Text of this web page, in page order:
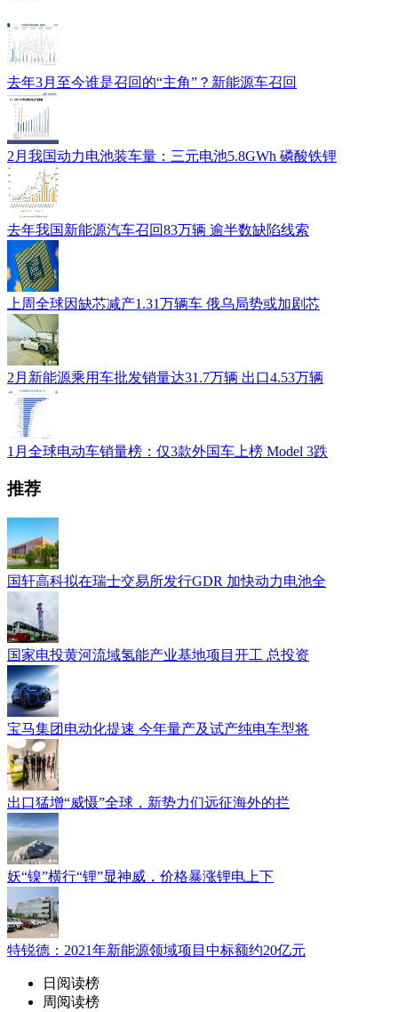
去年3月至今谁是召回的“主角”？新能源车召回
2月我国动力电池装车量：三元电池5.8GWh 磷酸铁锂
去年我国新能源汽车召回83万辆 逾半数缺陷线索
上周全球因缺芯减产1.31万辆车 俄乌局势或加剧芯
2月新能源乘用车批发销量达31.7万辆 出口4.53万辆
1月全球电动车销量榜：仅3款外国车上榜 Model 3跌
推荐
国轩高科拟在瑞士交易所发行GDR 加快动力电池全
国家电投黄河流域氢能产业基地项目开工 总投资
宝马集团电动化提速 今年量产及试产纯电车型将
出口猛增“威慑”全球，新势力们远征海外的拦
妖“镍”横行“锂”显神威，价格暴涨锂电上下
特锐德：2021年新能源领域项目中标额约20亿元
日阅读榜
周阅读榜